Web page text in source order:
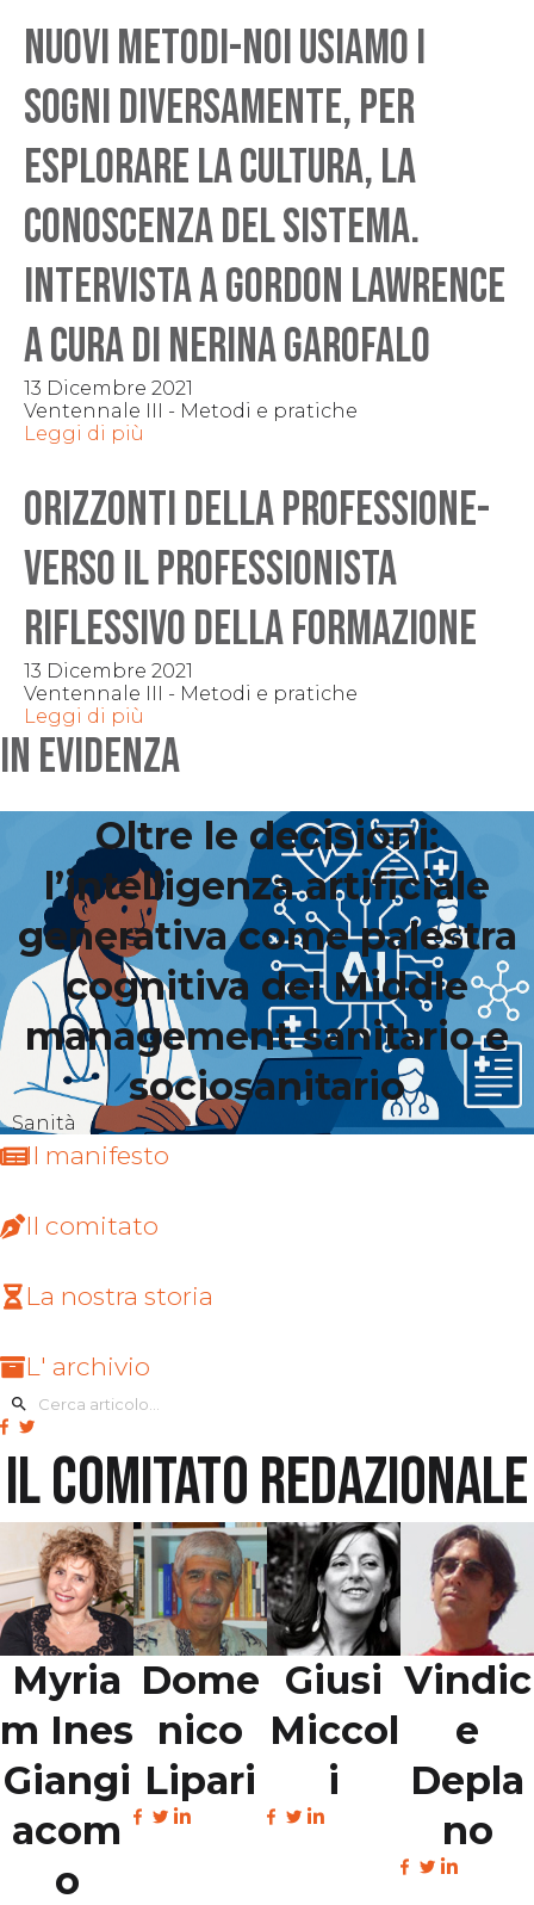
NUOVI METODI-Noi usiamo i
sogni diversamente, per
esplorare la cultura, la
conoscenza del sistema.
Intervista a Gordon Lawrence
a cura di Nerina Garofalo
13 Dicembre 2021
Ventennale III - Metodi e pratiche
Leggi di più
ORIZZONTI DELLA PROFESSIONE-
Verso il professionista
riflessivo della formazione
13 Dicembre 2021
Ventennale III - Metodi e pratiche
Leggi di più
IN EVIDENZA
Oltre le decisioni:
l’intelligenza artificiale
generativa come palestra
cognitiva del Middle
management sanitario e
sociosanitario
Sanità
Il manifesto
Il comitato
La nostra storia
L' archivio
Il comitato redazionale
Myria
m Ines
Giangi
acom
o
Dome
nico
Lipari
Giusi
Miccol
i
Vindic
e
Depla
no